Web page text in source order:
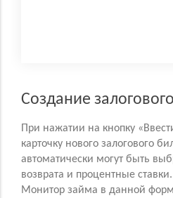
Создание
При нажатии на кнопку
карточку нового залогового
автоматически могут быть
возврата и процентные ставки.
Монитор займа в данной